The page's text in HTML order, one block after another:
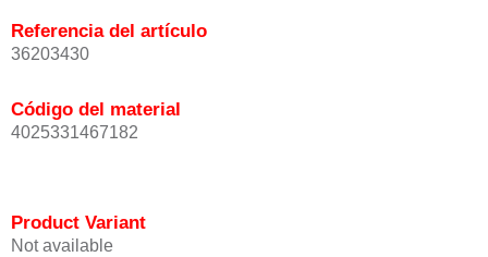
Referencia del artículo
36203430
Código del material
4025331467182
Product Variant
Not available